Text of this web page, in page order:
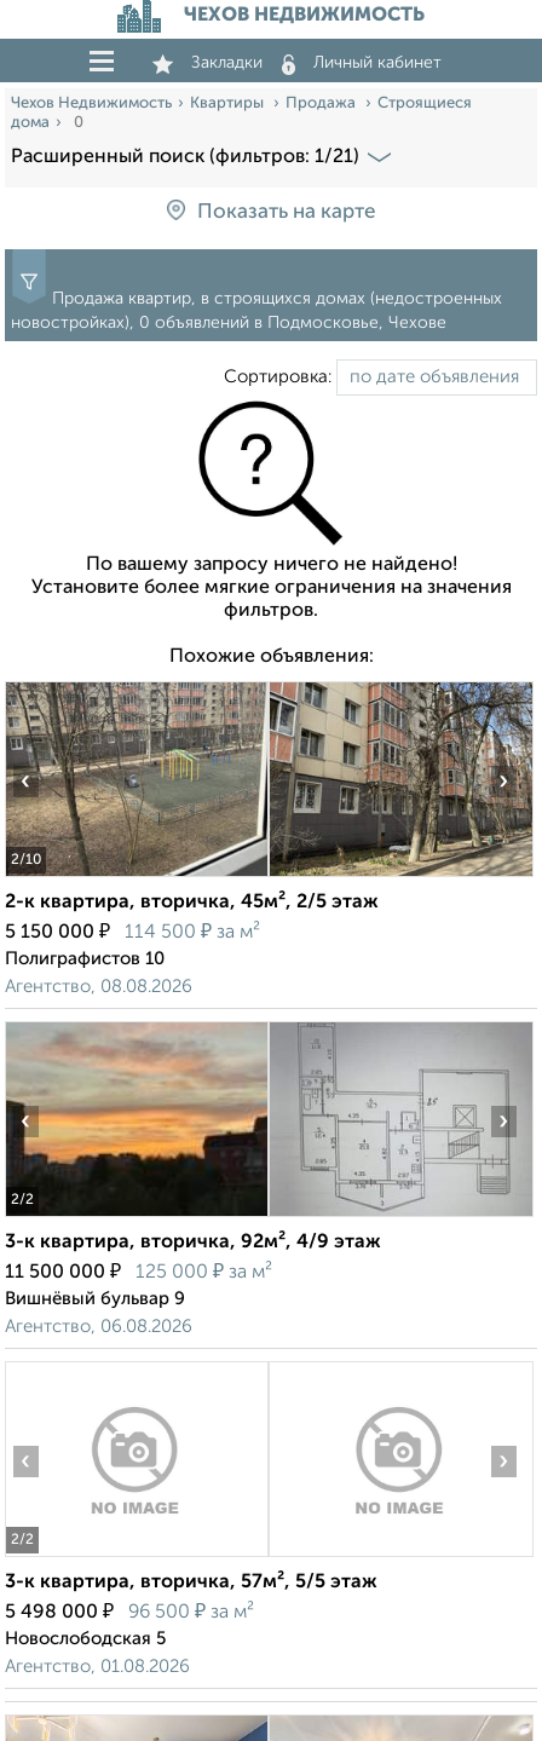
ЧЕХОВ НЕДВИЖИМОСТЬ
Закладки Личный кабинет
Чехов Недвижимость Квартиры Продажа
Строящиеся
дома
0
Расширенный поиск (фильтров: 1/21)
Показать на карте
Продажа квартир, в строящихся домах (недостроенных
новостройках), 0 объявлений в Подмосковье, Чехове
Сортировка:
По вашему запросу ничего не найдено!
Установите более мягкие ограничения на значения
фильтров.
Похожие объявления:
2/10
‹ ›
2-к квартира, вторичка, 45м², 2/5 этаж
5 150 000 ₽ 114 500 ₽ за м²
Полиграфистов 10
Агентство, 08.08.2026
2/2
‹ ›
3-к квартира, вторичка, 92м², 4/9 этаж
11 500 000 ₽ 125 000 ₽ за м²
Вишнёвый бульвар 9
Агентство, 06.08.2026
2/2
‹ ›
3-к квартира, вторичка, 57м², 5/5 этаж
5 498 000 ₽ 96 500 ₽ за м²
Новослободская 5
Агентство, 01.08.2026